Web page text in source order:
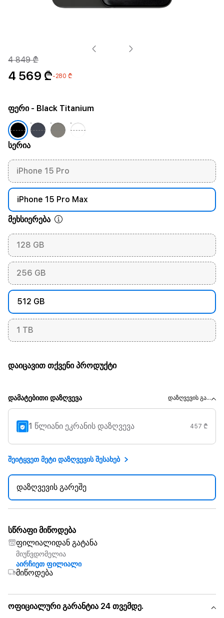
4 849 ₾
4 569 ₾-280 ₾
სერია
iPhone 15 Pro
iPhone 15 Pro Max
მეხსიერება
128 GB
256 GB
512 GB
1 TB
ფერი- Black Titanium
დაიცავით თქვენი პროდუქტი
დამატებითი დაზღვევა დაზღვევის გა...
1 წლიანი ეკრანის დაზღვევა 457 ₾
შეიტყვეთ მეტი დაზღვევის შესახებ
დაზღვევის გარეშე
სწრაფი მიწოდება
ფილიალიდან გატანა
მიუწვდომელია
აირჩიეთ ფილიალი
მიწოდება
ოფიციალური გარანტია 24 თვემდე.